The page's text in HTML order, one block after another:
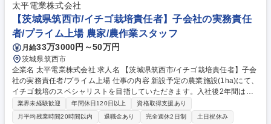
太平電業株式会社
【茨城県筑西市/イチゴ栽培責任者】子会社の実務責任
者/プライム上場 農家/農作業スタッフ
月給33万3000円～50万円
茨城県筑西市
企業名 太平電業株式会社 求人名 【茨城県筑西市/イチゴ栽培責任者】子会
社の実務責任者/プライム上場 仕事の内容 新設予定の農業施設(1ha)にて、
イチゴ栽培のスペシャリストを目指していただきます。入社後2年間は研
修期間として以下の教育プログラムを予定し、その後新設する農業法人子
会社の実務責任者をお任せします。 【入社後】■1年目：:新設する農業施
業界未経験歓迎 年間休日120日以上
資格取得支援あり
月平均残業時間20時間以内
退職金あり 完全週休2日制 土日祝休み